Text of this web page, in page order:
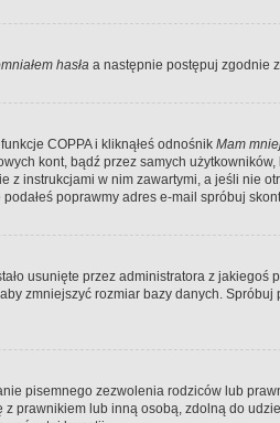
hasła a następnie postępuj zgodnie
COPPA i kliknąłeś odnośnik Mam
kont, bądź przez samych
instrukcjami w nim zawartymi, a jeśli nie
poprawmy adres e-mail spróbuj
usunięte przez administratora z jakiegoś
zmniejszyć rozmiar bazy danych. Spróbuj
pisemnego zezwolenia rodziców lub
prawnikiem lub inną osobą, zdolną do